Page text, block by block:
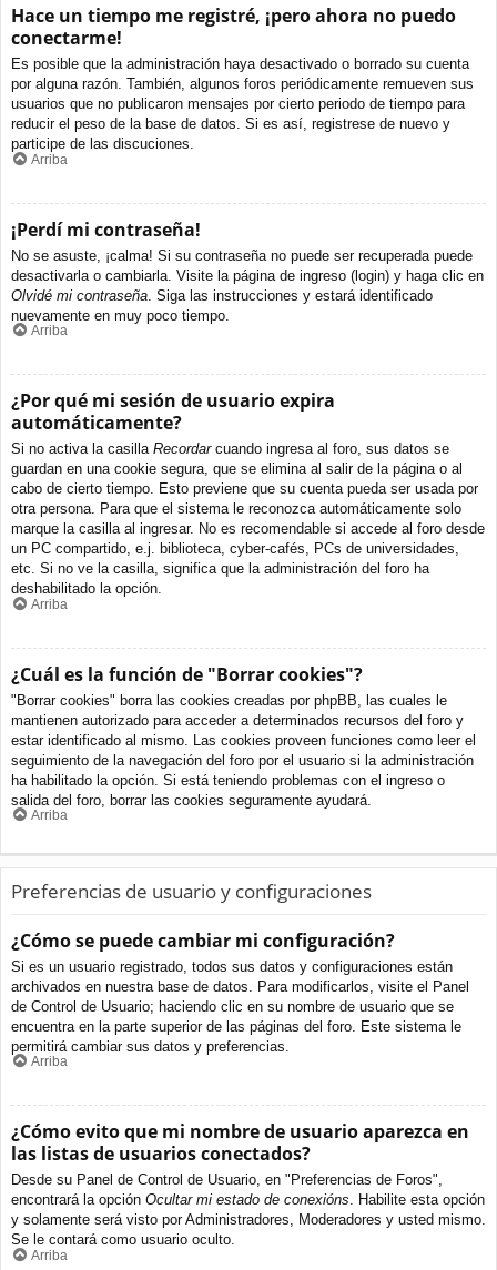
Hace un tiempo me registré, ¡pero ahora no puedo
conectarme!
Es posible que la administración haya desactivado o borrado su cuenta
por alguna razón. También, algunos foros periódicamente remueven sus
usuarios que no publicaron mensajes por cierto periodo de tiempo para
reducir el peso de la base de datos. Si es así, registrese de nuevo y
participe de las discuciones.
Arriba
¡Perdí mi contraseña!
No se asuste, ¡calma! Si su contraseña no puede ser recuperada puede
desactivarla o cambiarla. Visite la página de ingreso (login) y haga clic en
Olvidé mi contraseña . Siga las instrucciones y estará identificado
nuevamente en muy poco tiempo.
Arriba
¿Por qué mi sesión de usuario expira
automáticamente?
Si no activa la casilla Recordarcuando ingresa al foro, sus datos se
guardan en una cookie segura, que se elimina al salir de la página o al
cabo de cierto tiempo. Esto previene que su cuenta pueda ser usada por
otra persona. Para que el sistema le reconozca automáticamente solo
marque la casilla al ingresar. No es recomendable si accede al foro desde
un PC compartido, e.j. biblioteca, cyber-cafés, PCs de universidades,
etc. Si no ve la casilla, significa que la administración del foro ha
deshabilitado la opción.
Arriba
¿Cuál es la función de "Borrar cookies"?
"Borrar cookies" borra las cookies creadas por phpBB, las cuales le
mantienen autorizado para acceder a determinados recursos del foro y
estar identificado al mismo. Las cookies proveen funciones como leer el
seguimiento de la navegación del foro por el usuario si la administración
ha habilitado la opción. Si está teniendo problemas con el ingreso o
salida del foro, borrar las cookies seguramente ayudará.
Arriba
Preferencias de usuario y configuraciones
¿Cómo se puede cambiar mi configuración?
Si es un usuario registrado, todos sus datos y configuraciones están
archivados en nuestra base de datos. Para modificarlos, visite el Panel
de Control de Usuario; haciendo clic en su nombre de usuario que se
encuentra en la parte superior de las páginas del foro. Este sistema le
permitirá cambiar sus datos y preferencias.
Arriba
¿Cómo evito que mi nombre de usuario aparezca en
las listas de usuarios conectados?
Desde su Panel de Control de Usuario, en "Preferencias de Foros",
encontrará la opción Ocultar mi estado de conexións. Habilite esta opción
y solamente será visto por Administradores, Moderadores y usted mismo.
Se le contará como usuario oculto.
Arriba